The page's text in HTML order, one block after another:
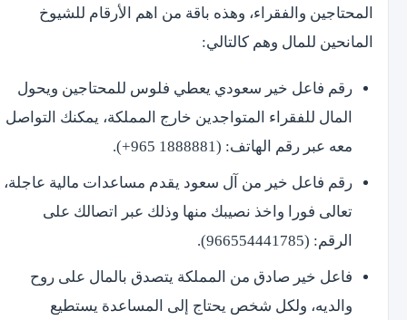
المحتاجين والفقراء، وهذه باقة من اهم الأرقام للشيوخ
المانحين للمال وهم كالتالي:
رقم فاعل خير سعودي يعطي فلوس للمحتاجين ويحول
المال للفقراء المتواجدين خارج المملكة، يمكنك التواصل
معه عبر رقم الهاتف: (1888881 965+).
رقم فاعل خير من آل سعود يقدم مساعدات مالية عاجلة،
تعالى فورا واخذ نصيبك منها وذلك عبر اتصالك على
الرقم: (966554441785).
فاعل خير صادق من المملكة يتصدق بالمال على روح
والديه، ولكل شخص يحتاج إلى المساعدة يستطيع